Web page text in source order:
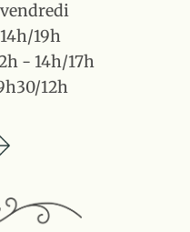
19h
- 14h/17h
12h